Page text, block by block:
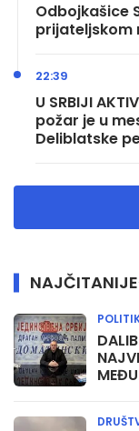
Odbojkašice
prijateljskom
U SRBIJI
požar je u
Deliblatske
22:39
NAJČITANIJE